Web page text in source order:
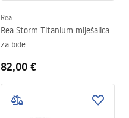
Rea
Rea Storm Titanium miješalica
za bide
82,00 €